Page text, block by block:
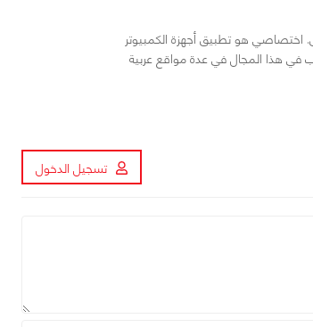
وكنت عضوا فاعلا في المنتدى. اختصاصي هو تطبيق أجهزة الكمبيوتر
في هذا المجال في عدة مواقع عربية
تسجيل الدخول